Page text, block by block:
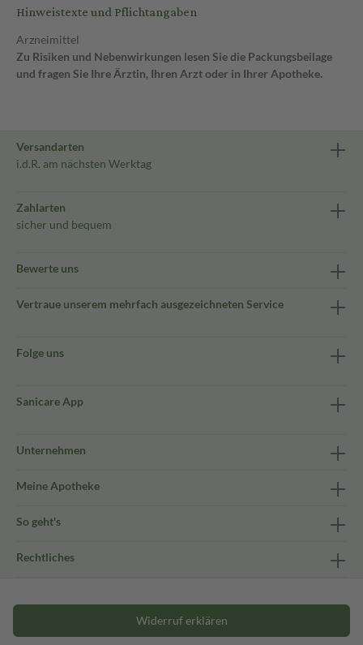
Hinweistexte und Pflichtangaben
Arzneimittel
Zu Risiken und Nebenwirkungen lesen Sie die Packungsbeilage
und fragen Sie Ihre Ärztin, Ihren Arzt oder in Ihrer Apotheke.
Versandarten
i.d.R. am nächsten Werktag
Zahlarten
sicher und bequem
Bewerte uns
Vertraue unserem mehrfach ausgezeichneten Service
Folge uns
Sanicare App
Unternehmen
Meine Apotheke
So geht's
Rechtliches
Widerruf erklären